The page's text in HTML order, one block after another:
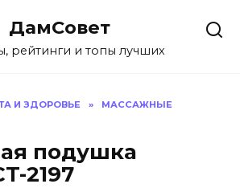
ДамСовет
рейтинги и топы лучших
И ЗДОРОВЬЕ »
МАССАЖНЫЕ
подушка
2197